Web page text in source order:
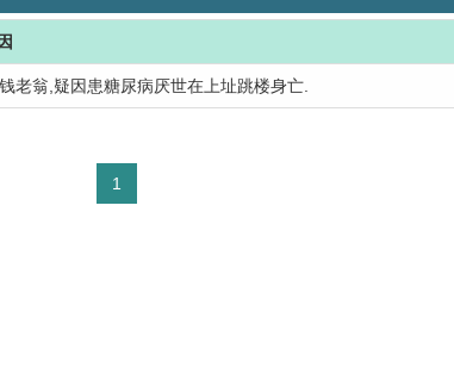
老翁,疑因患糖尿病厌世在上址跳楼身亡.
1